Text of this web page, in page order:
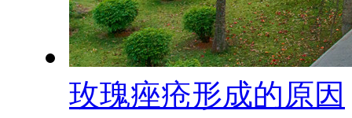
玫瑰痤疮形成的原因